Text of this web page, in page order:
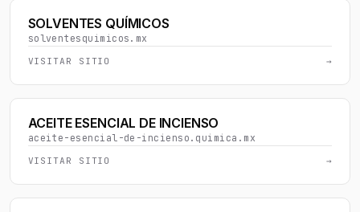
SOLVENTES QUÍMICOS
solventesquimicos.mx
VISITAR SITIO →
ACEITE ESENCIAL DE INCIENSO
aceite-esencial-de-incienso.quimica.mx
VISITAR SITIO →